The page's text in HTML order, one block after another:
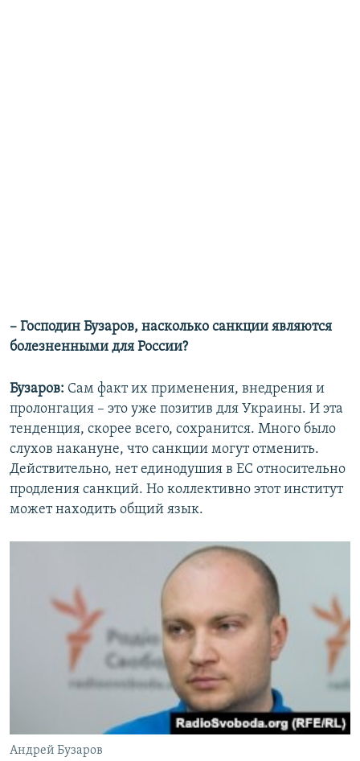
– Господин Бузаров, насколько санкции являются
болезненными для России?
Бузаров: Сам факт их применения, внедрения и
пролонгация – это уже позитив для Украины. И эта
тенденция, скорее всего, сохранится. Много было
слухов накануне, что санкции могут отменить.
Действительно, нет единодушия в ЕС относительно
продления санкций. Но коллективно этот институт
может находить общий язык.
Андрей Бузаров